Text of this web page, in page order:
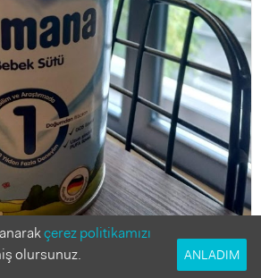
çerez politikamızı
olursunuz.
ANLADIM